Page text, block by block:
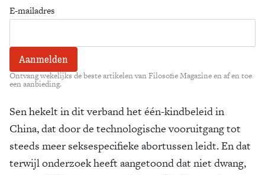
E-mailadres
Ontvang wekelijks de beste artikelen van Filosofie Magazine en af en toe
een aanbieding.
Sen hekelt in dit verband het één-kindbeleid in
China, dat door de technologische vooruitgang tot
steeds meer seksespeci­fieke abortussen leidt. En dat
terwijl onderzoek heeft aange­toond dat niet dwang,